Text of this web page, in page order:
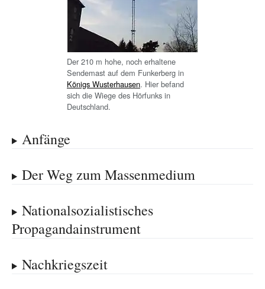
Der 210 m hohe, noch erhaltene
Sendemast auf dem Funkerberg in
Königs Wusterhausen. Hier befand
sich die Wiege des Hörfunks in
Deutschland.
Anfänge
Der Weg zum Massenmedium
Nationalsozialistisches
Propagandainstrument
Nachkriegszeit